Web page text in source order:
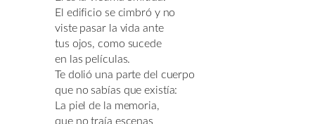
El edificio se cimbró y no
viste pasar la vida ante
tus ojos, como sucede
en las películas.
Te dolió una parte del cuerpo
que no sabías que existía:
La piel de la memoria,
que no traía escenas